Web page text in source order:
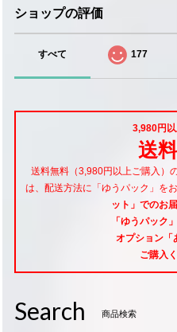
ショップの評価
すべて 177
3,980円
送
送料無料（3,980円以上ご購入）
は、配送方法に「ゆうパック」を
ット」でのお
「ゆうパック
オプション「
ご購入
Search 商品検索